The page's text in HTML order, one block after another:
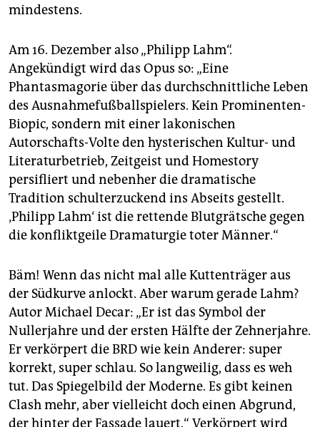
mindestens.
Am 16. Dezember also „Philipp Lahm“.
Angekündigt wird das Opus so: „Eine
Phantasmagorie über das durchschnittliche Leben
des Ausnahmefußballspielers. Kein Prominenten-
Biopic, sondern mit einer lakonischen
Autorschafts-Volte den hysterischen Kultur- und
Literaturbetrieb, Zeitgeist und Homestory
persifliert und nebenher die dramatische
Tradition schulterzuckend ins Abseits gestellt.
‚Philipp Lahm‘ ist die rettende Blutgrätsche gegen
die konfliktgeile Dramaturgie toter Männer.“
Bäm! Wenn das nicht mal alle Kuttenträger aus
der Südkurve anlockt. Aber warum gerade Lahm?
Autor Michael Decar: „Er ist das Symbol der
Nullerjahre und der ersten Hälfte der Zehnerjahre.
Er verkörpert die BRD wie kein Anderer: super
korrekt, super schlau. So langweilig, dass es weh
tut. Das Spiegelbild der Moderne. Es gibt keinen
Clash mehr, aber vielleicht doch einen Abgrund,
der hinter der Fassade lauert.“ Verkörpert wird